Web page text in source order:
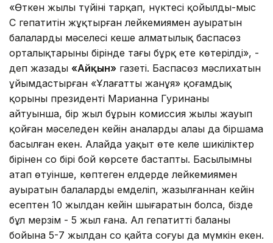
«Өткен жылы түйіні тарқап, нүктесі қойылды-мыс
С гепатитін жұқтырған лейкемиямен ауыратын
балалардың мәселесі кеше алматылық баспасөз
орталықтарының бірінде тағы бұрқ ете көтерілді», -
деп жазады «Айқын» газеті. Баспасөз мәслихатын
ұйымдастырған «Ұлағатты жанұя» қоғамдық
қорының президенті Марианна Гуринаның
айтуынша, бір жыл бұрын комиссия жылы жауып
қойған мәселеден кейін аналардың алаңы да біршама
басылған екен. Алайда уақыт өте келе шикіліктер
бірінен соң бірі бой көрсете бастапты. Басылымның
атап өтуінше, көптеген елдерде лейкемиямен
ауыратын балаларды емделіп, жазылғаннан кейін
есептен 10 жылдан кейін шығаратын болса, бізде
бұл мерзім - 5 жыл ғана. Ал гепатиттің баланың
бойына 5-7 жылдан соң қайта соғуы да мүмкін екен.